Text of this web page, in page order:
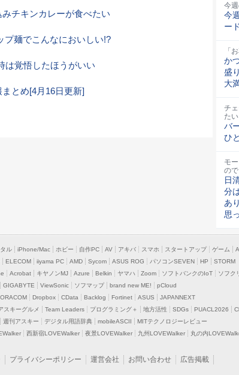
チキンカレーが食べたい
プ麺でこんなにおいしい!?
は覚悟したほうがいい
とめ[4月16日更新]
今
今
ー
「
か
盛
大
チ
たい
バ
ひ
モ
ので
日
分
あ
思
ル iPhone/Mac ホビー 自作PC AV アキバ スマホ スタートアップ ゲーム
ELECOM iiyama PC AMD Sycom ASUS ROG パソコンSEVEN HP
STORM
Acrobat キヤノンMJ Azure Belkin ヤマハ Zoom ソフトバンクのIoT
ソフク
GIGABYTE ViewSonic ソフマップ brand new ME!
pCloud
Dropbox CData Backlog Fortinet ASUS
JAPANNEXT
スキーグルメ Team Leaders プログラミング＋ 地方活性 SDGs PUACL2026
週刊アスキー デジタル用語辞典 mobileASCII
MITテクノロジーレビュー
西新宿LOVEWalker 夜景LOVEWalker 九州LOVEWalker 丸の内
プライバシーポリシー 運営会社 お問い合わせ 広告掲載